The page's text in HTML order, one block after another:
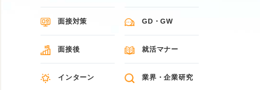
面接対策 GD・GW
面接後 就活マナー
インターン 業界・企業研究